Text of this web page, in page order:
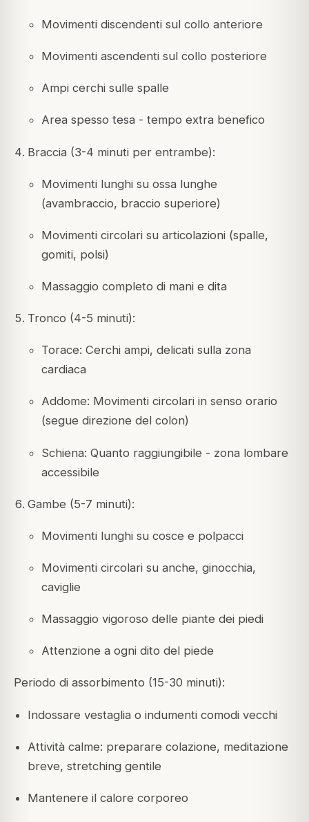
Movimenti discendenti sul collo anteriore
Movimenti ascendenti sul collo posteriore
Ampi cerchi sulle spalle
Area spesso tesa - tempo extra benefico
Braccia (3-4 minuti per entrambe):
Movimenti lunghi su ossa lunghe
(avambraccio, braccio superiore)
Movimenti circolari su articolazioni (spalle,
gomiti, polsi)
Massaggio completo di mani e dita
Tronco (4-5 minuti):
Torace: Cerchi ampi, delicati sulla zona
cardiaca
Addome: Movimenti circolari in senso orario
(segue direzione del colon)
Schiena: Quanto raggiungibile - zona lombare
accessibile
Gambe (5-7 minuti):
Movimenti lunghi su cosce e polpacci
Movimenti circolari su anche, ginocchia,
caviglie
Massaggio vigoroso delle piante dei piedi
Attenzione a ogni dito del piede
Periodo di assorbimento (15-30 minuti):
Indossare vestaglia o indumenti comodi vecchi
Attività calme: preparare colazione, meditazione
breve, stretching gentile
Mantenere il calore corporeo